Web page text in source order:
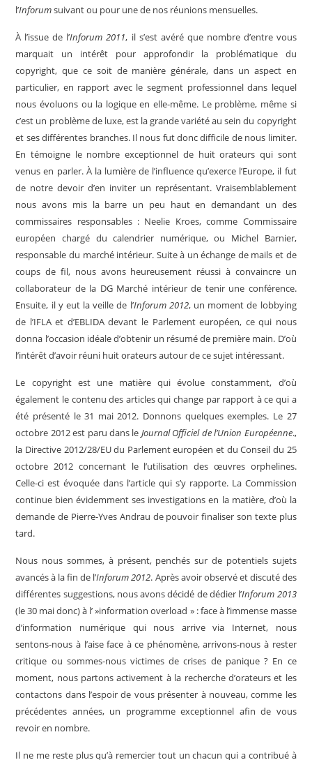
l’Inforumsuivant ou pour une de nos réunions mensuelles.
À l’issue de l’Inforum 2011, il s’est avéré que nombre d’entre vous
marquait un intérêt pour approfondir la problématique du
copyright, que ce soit de manière générale, dans un aspect en
particulier, en rapport avec le segment professionnel dans lequel
nous évoluons ou la logique en elle-même. Le problème, même si
c’est un problème de luxe, est la grande variété au sein du copyright
et ses différentes branches. Il nous fut donc difficile de nous limiter.
En témoigne le nombre exceptionnel de huit orateurs qui sont
venus en parler. À la lumière de l’influence qu’exerce l’Europe, il fut
de notre devoir d’en inviter un représentant. Vraisemblablement
nous avons mis la barre un peu haut en demandant un des
commissaires responsables : Neelie Kroes, comme Commissaire
européen chargé du calendrier numérique, ou Michel Barnier,
responsable du marché intérieur. Suite à un échange de mails et de
coups de fil, nous avons heureusement réussi à convaincre un
collaborateur de la DG Marché intérieur de tenir une conférence.
Ensuite, il y eut la veille de l’Inforum 2012, un moment de lobbying
de l’IFLA et d’EBLIDA devant le Parlement européen, ce qui nous
donna l’occasion idéale d’obtenir un résumé de première main. D’où
l’intérêt d’avoir réuni huit orateurs autour de ce sujet intéressant.
Le copyright est une matière qui évolue constamment, d’où
également le contenu des articles qui change par rapport à ce qui a
été présenté le 31 mai 2012. Donnons quelques exemples. Le 27
octobre 2012 est paru dans le Journal Officiel de l’Union Européenne.,
la Directive 2012/28/EU du Parlement européen et du Conseil du 25
octobre 2012 concernant le l’utilisation des œuvres orphelines.
Celle-ci est évoquée dans l’article qui s’y rapporte. La Commission
continue bien évidemment ses investigations en la matière, d’où la
demande de Pierre-Yves Andrau de pouvoir finaliser son texte plus
tard.
Nous nous sommes, à présent, penchés sur de potentiels sujets
avancés à la fin de l’Inforum 2012. Après avoir observé et discuté des
différentes suggestions, nous avons décidé de dédier l’Inforum 2013
(le 30 mai donc) à l’ »information overload » : face à l’immense masse
d’information numérique qui nous arrive via Internet, nous
sentons-nous à l’aise face à ce phénomène, arrivons-nous à rester
critique ou sommes-nous victimes de crises de panique ? En ce
moment, nous partons activement à la recherche d’orateurs et les
contactons dans l’espoir de vous présenter à nouveau, comme les
précédentes années, un programme exceptionnel afin de vous
revoir en nombre.
Il ne me reste plus qu’à remercier tout un chacun qui a contribué à